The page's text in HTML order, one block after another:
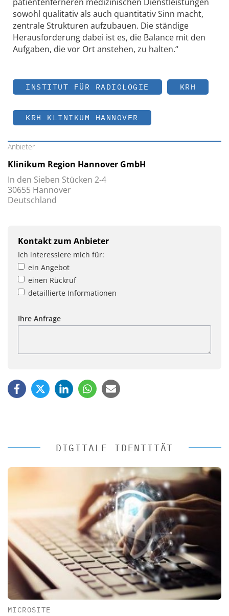
sowohl qualitativ als auch quantitativ Sinn macht,
zentrale Strukturen aufzubauen. Die ständige
Herausforderung dabei ist es, die Balance mit den
Aufgaben, die vor Ort anstehen, zu halten.“
INSTITUT FÜR RADIOLOGIE KRH
KRH KLINIKUM HANNOVER
Anbieter
Klinikum Region Hannover GmbH
In den Sieben Stücken 2-4
30655 Hannover
Deutschland
Kontakt zum Anbieter
Ich interessiere mich für:
ein Angebot
einen Rückruf
detaillierte Informationen
Ihre Anfrage
DIGITALE IDENTITÄT
MICROSITE